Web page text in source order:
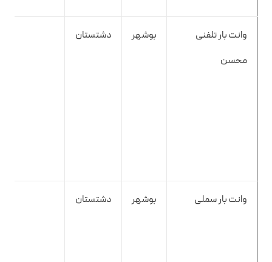
وانت بار تلفنی
محسن
بوشهر دشتستان
وانت بار سملی بوشهر دشتستان